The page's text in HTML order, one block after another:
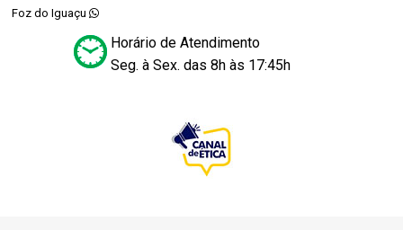
Foz do Iguaçu
Horário de Atendimento
Seg. à Sex. das 8h às 17:45h